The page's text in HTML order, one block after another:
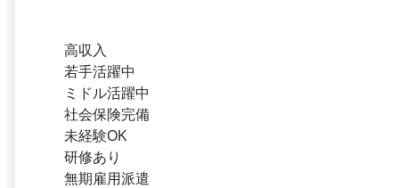
高収入
若手活躍中
ミドル活躍中
社会保険完備
未経験OK
研修あり
無期雇用派遣